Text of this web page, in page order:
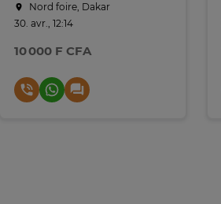
Nord foire, Dakar
30. avr., 12:14
10 000 F CFA